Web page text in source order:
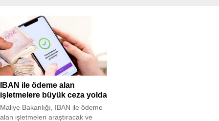
IBAN ile ödeme alan
işletmelere büyük ceza yolda
Maliye Bakanlığı, IBAN ile ödeme
alan işletmeleri araştıracak ve